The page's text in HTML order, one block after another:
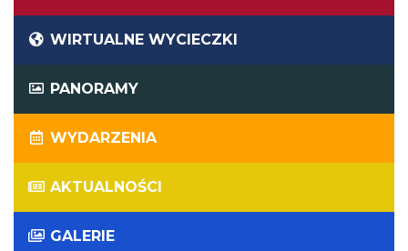
WIRTUALNE WYCIECZKI
PANORAMY
WYDARZENIA
AKTUALNOŚCI
GALERIE